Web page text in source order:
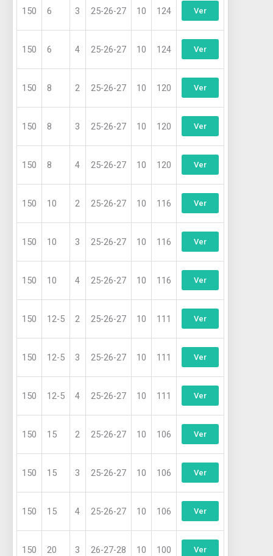
150 6 3 25-26-27 10 124 Ver
150 6 4 25-26-27 10 124 Ver
150 8 2 25-26-27 10 120 Ver
150 8 3 25-26-27 10 120 Ver
150 8 4 25-26-27 10 120 Ver
150 10 2 25-26-27 10 116 Ver
150 10 3 25-26-27 10 116 Ver
150 10 4 25-26-27 10 116 Ver
150 12-5 2 25-26-27 10 111 Ver
150 12-5 3 25-26-27 10 111 Ver
150 12-5 4 25-26-27 10 111 Ver
150 15 2 25-26-27 10 106 Ver
150 15 3 25-26-27 10 106 Ver
150 15 4 25-26-27 10 106 Ver
150 20 3 26-27-28 10 100 Ver